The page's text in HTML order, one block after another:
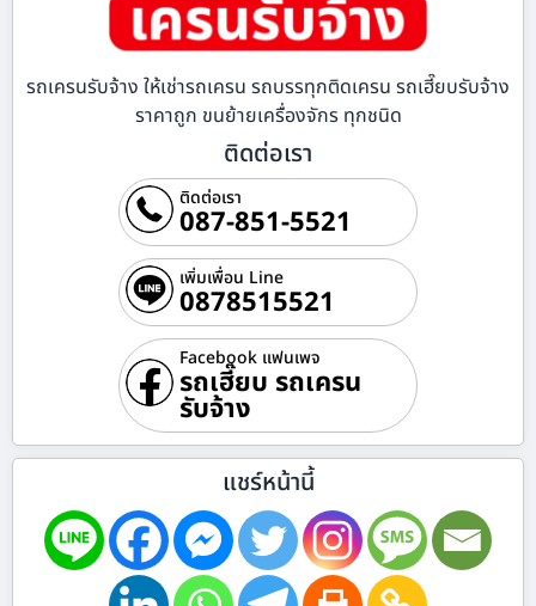
รถเครนรับจ้าง ให้เช่ารถเครน รถบรรทุกติดเครน รถเฮี๊ยบรับจ้าง
ราคาถูก ขนย้ายเครื่องจักร ทุกชนิด
ติดต่อเรา
ติดต่อเรา
087-851-5521
เพิ่มเพื่อน Line
0878515521
Facebook แฟนเพจ
รถเฮี๊ยบ รถเครน
รับจ้าง
แชร์หน้านี้